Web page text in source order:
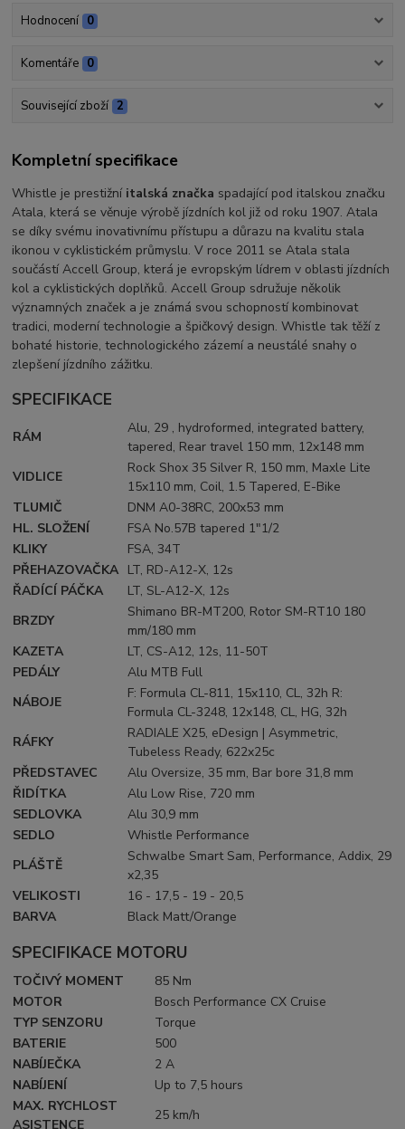
Hodnocení 0
Komentáře 0
Související zboží 2
Kompletní specifikace
Whistle je prestižní italská značka spadající pod italskou značku
Atala, která se věnuje výrobě jízdních kol již od roku 1907. Atala
se díky svému inovativnímu přístupu a důrazu na kvalitu stala
ikonou v cyklistickém průmyslu. V roce 2011 se Atala stala
součástí Accell Group, která je evropským lídrem v oblasti jízdních
kol a cyklistických doplňků. Accell Group sdružuje několik
významných značek a je známá svou schopností kombinovat
tradici, moderní technologie a špičkový design. Whistle tak těží z
bohaté historie, technologického zázemí a neustálé snahy o
zlepšení jízdního zážitku.
SPECIFIKACE
RÁM
Alu, 29 , hydroformed, integrated battery,
tapered, Rear travel 150 mm, 12x148 mm
VIDLICE
Rock Shox 35 Silver R, 150 mm, Maxle Lite
15x110 mm, Coil, 1.5 Tapered, E-Bike
TLUMIČ
DNM A0-38RC, 200x53 mm
HL. SLOŽENÍ
FSA No.57B tapered 1"1/2
KLIKY
FSA, 34T
PŘEHAZOVAČKA LT, RD-A12-X, 12s
ŘADÍCÍ PÁČKA
LT, SL-A12-X, 12s
BRZDY
Shimano BR-MT200, Rotor SM-RT10 180
mm/180 mm
KAZETA
LT, CS-A12, 12s, 11-50T
PEDÁLY
Alu MTB Full
NÁBOJE
F: Formula CL-811, 15x110, CL, 32h R:
Formula CL-3248, 12x148, CL, HG, 32h
RÁFKY
RADIALE X25, eDesign | Asymmetric,
Tubeless Ready, 622x25c
PŘEDSTAVEC
Alu Oversize, 35 mm, Bar bore 31,8 mm
ŘIDÍTKA
Alu Low Rise, 720 mm
SEDLOVKA
Alu 30,9 mm
SEDLO
Whistle Performance
PLÁŠTĚ
Schwalbe Smart Sam, Performance, Addix, 29
x2,35
VELIKOSTI
16 - 17,5 - 19 - 20,5
BARVA
Black Matt/Orange
SPECIFIKACE MOTORU
TOČIVÝ MOMENT
85 Nm
MOTOR
Bosch Performance CX Cruise
TYP SENZORU
Torque
BATERIE
500
NABÍJEČKA
2 A
NABÍJENÍ
Up to 7,5 hours
MAX. RYCHLOST
ASISTENCE
25 km/h